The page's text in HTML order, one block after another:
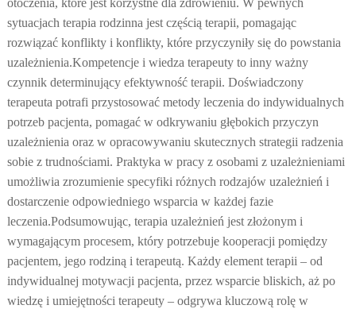
otoczenia, które jest korzystne dla zdrowieniu. W pewnych
sytuacjach terapia rodzinna jest częścią terapii, pomagając
rozwiązać konflikty i konflikty, które przyczyniły się do powstania
uzależnienia.Kompetencje i wiedza terapeuty to inny ważny
czynnik determinujący efektywność terapii. Doświadczony
terapeuta potrafi przystosować metody leczenia do indywidualnych
potrzeb pacjenta, pomagać w odkrywaniu głębokich przyczyn
uzależnienia oraz w opracowywaniu skutecznych strategii radzenia
sobie z trudnościami. Praktyka w pracy z osobami z uzależnieniami
umożliwia zrozumienie specyfiki różnych rodzajów uzależnień i
dostarczenie odpowiedniego wsparcia w każdej fazie
leczenia.Podsumowując, terapia uzależnień jest złożonym i
wymagającym procesem, który potrzebuje kooperacji pomiędzy
pacjentem, jego rodziną i terapeutą. Każdy element terapii – od
indywidualnej motywacji pacjenta, przez wsparcie bliskich, aż po
wiedzę i umiejętności terapeuty – odgrywa kluczową rolę w